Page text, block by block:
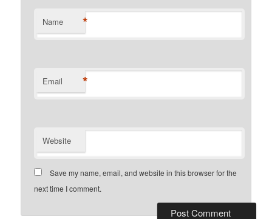
Name *
Email *
Website
Save my name, email, and website in this browser for the
next time I comment.